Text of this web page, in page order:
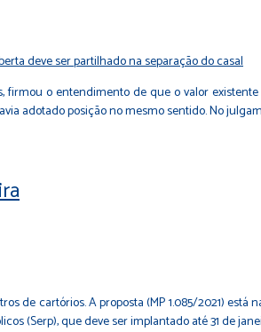
firmou o entendimento de que o valor
adotado posição no mesmo sentido. No
de cartórios. A proposta (MP 1.085/2021)
(Serp), que deve ser implantado até 31 de